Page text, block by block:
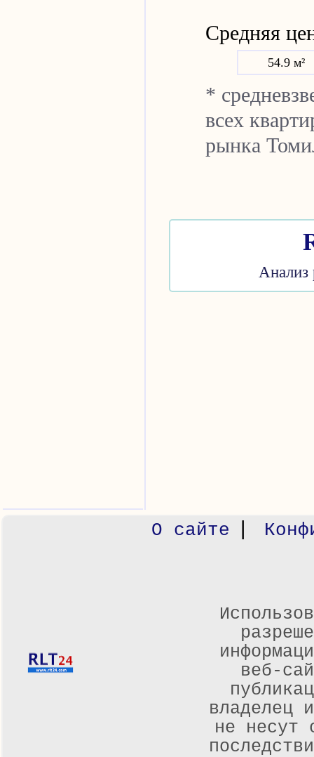
Средняя
54.9 м²
*
всех
рынка
Анализ
О сайте
веб-
владелец
не несут